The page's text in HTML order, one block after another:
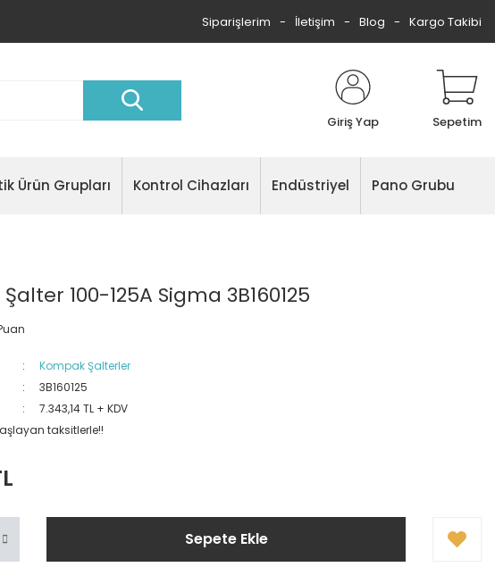
Siparişlerim İletişim Blog Kargo Takibi
Giriş Yap Sepetim
Ürün Grupları Kontrol Cihazları Endüstriyel Pano Grubu
100-125A Sigma 3B160125
Kompak Şalterler
3B160125
7.343,14 TL + KDV
taksitlerle!!
Sepete Ekle